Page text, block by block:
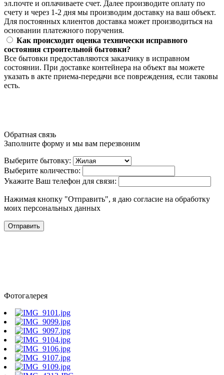
эл.почте и оплачиваете счет. Далее производите оплату по
счету и через 1-2 дня мы производим доставку на ваш объект.
Для постоянных клиентов доставка может производиться на
основании платежного поручения.
Как происходит оценка технически исправного
состояния строительной бытовки?
Все бытовки предоставляются заказчику в исправном
состоянии. При доставке контейнера на объект вы можете
указать в акте приема-передачи все повреждения, если таковы
есть.
Обратная связь
Заполните форму и мы вам перезвоним
Выберите бытовку:
Выберите количество:
Укажите Ваш телефон для связи:
Нажимая кнопку "Отправить", я даю согласие на обработку
моих персональных данных
Отправить
Фотогалерея